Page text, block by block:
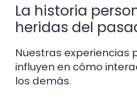
La historia
heridas del
Nuestras experiencias
influyen en cómo
los demás.